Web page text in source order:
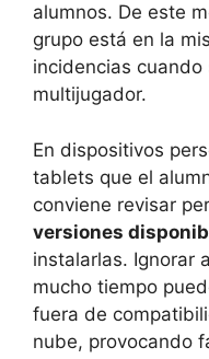
alumnos. De este
grupo está en la
incidencias cuando
multijugador.
En dispositivos
tablets que el
conviene revisar
versiones
instalarlas. Ignorar
mucho tiempo
fuera de
nube, provocando